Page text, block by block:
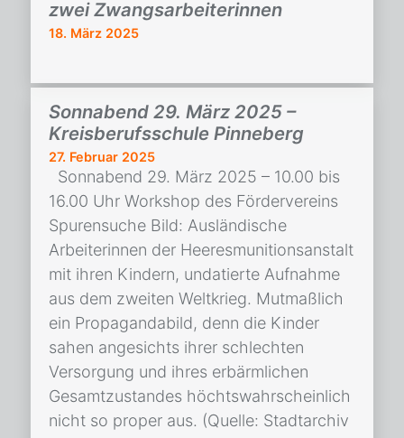
zwei Zwangsarbeiterinnen
18. März 2025
Sonnabend 29. März 2025 –
Kreisberufsschule Pinneberg
27. Februar 2025
Sonnabend 29. März 2025 – 10.00 bis
16.00 Uhr Workshop des Fördervereins
Spurensuche Bild: Ausländische
Arbeiterinnen der Heeresmunitionsanstalt
mit ihren Kindern, undatierte Aufnahme
aus dem zweiten Weltkrieg. Mutmaßlich
ein Propagandabild, denn die Kinder
sahen angesichts ihrer schlechten
Versorgung und ihres erbärmlichen
Gesamtzustandes höchtswahrscheinlich
nicht so proper aus. (Quelle: Stadtarchiv